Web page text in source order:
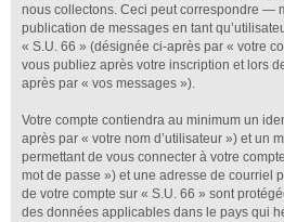
nous collectons. Ceci peut correspondre —
publication de messages en tant
« S.U. 66 » (désignée ci-après par « votre
vous publiez après votre inscription et lors
après par « vos messages »).
Votre compte contiendra au minimum un
après par « votre nom d’utilisateur ») et un
permettant de vous connecter à votre
mot de passe ») et une adresse de courriel
de votre compte sur « S.U. 66 » sont
des données applicables dans le pays qui